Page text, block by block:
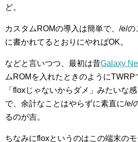
ど。
カスタムROMの導入は簡単で、/e/
に書かれてるとおりにやればOK。
などと言いつつ、最初は昔Galaxy
ムROMを入れたときのようにTWRP
「floxじゃないからダメ」みたいな
で、余計なことはやらずに素直に/e/
るのが吉。
ちなみにfloxというのはこの端末の